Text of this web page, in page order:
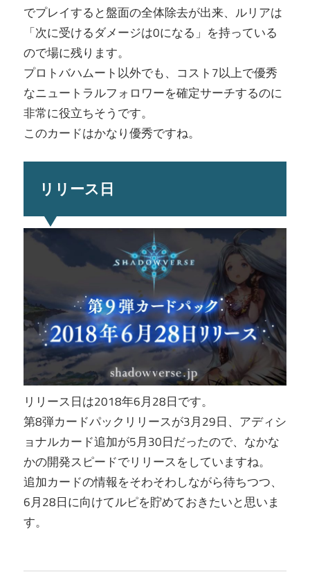
でプレイすると盤面の全体除去が出来、ルリアは
「次に受けるダメージは0になる」を持っている
ので場に残ります。
プロトバハムート以外でも、コスト7以上で優秀
なニュートラルフォロワーを確定サーチするのに
非常に役立ちそうです。
このカードはかなり優秀ですね。
リリース日
リリース日は2018年6月28日です。
第8弾カードパックリリースが3月29日、アディシ
ョナルカード追加が5月30日だったので、なかな
かの開発スピードでリリースをしていますね。
追加カードの情報をそわそわしながら待ちつつ、
6月28日に向けてルピを貯めておきたいと思いま
す。